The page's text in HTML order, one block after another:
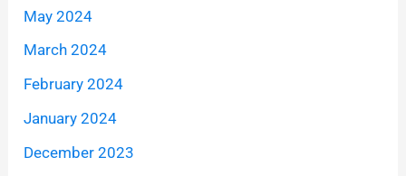
May 2024
March 2024
February 2024
January 2024
December 2023